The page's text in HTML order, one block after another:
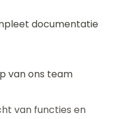
documentatie
van ons team
van functies en